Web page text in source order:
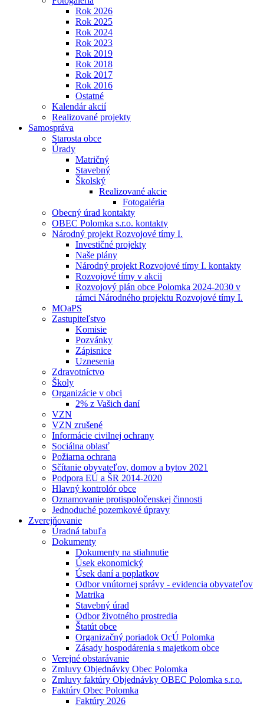
Rok 2026
Rok 2025
Rok 2024
Rok 2023
Rok 2019
Rok 2018
Rok 2017
Rok 2016
Ostatné
Kalendár akcií
Realizované projekty
Samospráva
Starosta obce
Úrady
Matričný
Stavebný
Školský
Realizované akcie
Fotogaléria
Obecný úrad kontakty
OBEC Polomka s.r.o. kontakty
Národný projekt Rozvojové tímy I.
Investičné projekty
Naše plány
Národný projekt Rozvojové tímy I. kontakty
Rozvojové tímy v akcii
Rozvojový plán obce Polomka 2024-2030 v
rámci Národného projektu Rozvojové tímy I.
MOaPS
Zastupiteľstvo
Komisie
Pozvánky
Zápisnice
Uznesenia
Zdravotníctvo
Školy
Organizácie v obci
2% z Vašich daní
VZN
VZN zrušené
Informácie civilnej ochrany
Sociálna oblasť
Požiarna ochrana
Sčítanie obyvateľov, domov a bytov 2021
Podpora EÚ a ŠR 2014-2020
Hlavný kontrolór obce
Oznamovanie protispoločenskej činnosti
Jednoduché pozemkové úpravy
Zverejňovanie
Úradná tabuľa
Dokumenty
Dokumenty na stiahnutie
Úsek ekonomický
Úsek daní a poplatkov
Odbor vnútornej správy - evidencia obyvateľov
Matrika
Stavebný úrad
Odbor životného prostredia
Štatút obce
Organizačný poriadok OcÚ Polomka
Zásady hospodárenia s majetkom obce
Verejné obstarávanie
Zmluvy Objednávky Obec Polomka
Zmluvy faktúry Objednávky OBEC Polomka s.r.o.
Faktúry Obec Polomka
Faktúry 2026